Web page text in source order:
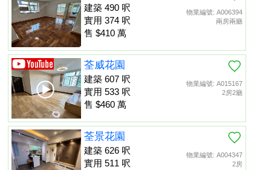
物業編號: A006394
兩房兩廳
建築 490 呎
實用 374 呎
售 $410 萬
物業編號: A015167
2房2廳
荃威花園
建築 607 呎
實用 533 呎
售 $460 萬
物業編號: A004347
2房
荃景花園
建築 626 呎
實用 511 呎